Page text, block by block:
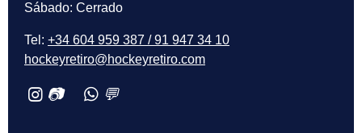
Sábado: Cerrado
Tel: +34 604 959 387 / 91 947 34 10
hockeyretiro@hockeyretiro.com
📷 💬